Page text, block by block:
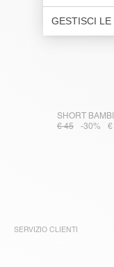
SHORT
€ 45
-30% €
SERVIZIO CLIENTI